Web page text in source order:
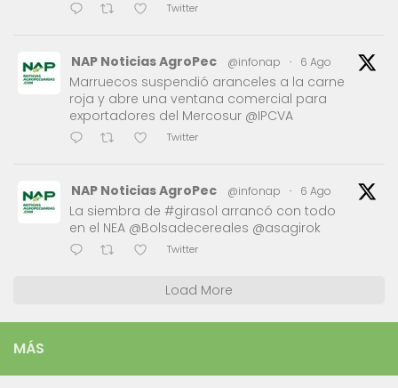
Twitter
NAP Noticias AgroPec @infonap · 6 Ago
Marruecos suspendió aranceles a la carne
roja y abre una ventana comercial para
exportadores del Mercosur @IPCVA
Twitter
NAP Noticias AgroPec @infonap · 6 Ago
La siembra de #girasol arrancó con todo
en el NEA @Bolsadecereales @asagirok
Twitter
Load More
MÁS